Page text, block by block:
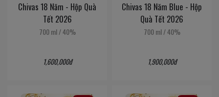
Chivas 18 Năm - Hộp Quà
Tết 2026
700 ml/40%
1,600,000đ
Chivas 18 Năm Blue - Hộp
Quà Tết 2026
700 ml/40%
1,900,000đ